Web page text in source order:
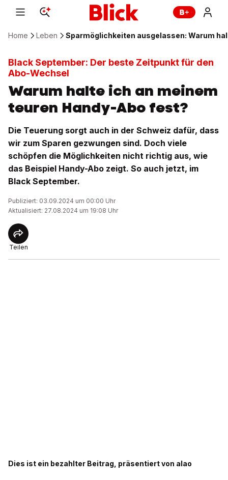
Home Leben Sparmöglichkeiten ausgelassen: Warum
Black September: Der beste Zeitpunkt für den
Abo-Wechsel
Warum halte ich an meinem
teuren Handy-Abo fest?
Die Teuerung sorgt auch in der Schweiz dafür, dass
wir zum Sparen gezwungen sind. Doch viele
schöpfen die Möglichkeiten nicht richtig aus, wie
das Beispiel Handy-Abo zeigt. So auch jetzt, im
Black September.
Publiziert: 03.09.2024 um 00:00 Uhr
Aktualisiert: 27.08.2024 um 19:08 Uhr
Teilen
Dies ist ein bezahlter Beitrag, präsentiert von alao